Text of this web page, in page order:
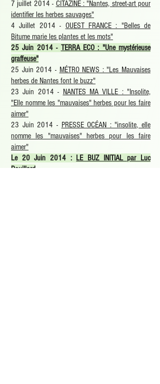
7 juillet 2014 - CITAZINE : "Nantes, street-art pour
identifier les herbes sauvages"
4 Juillet 2014 - OUEST FRANCE : "Belles de
Bitume marie les plantes et les mots"
25 Juin 2014 - TERRA ECO : "Une mystérieuse
graffeuse"
25 Juin 2014 - MÉTRO NEWS : "Les Mauvaises
herbes de Nantes font le buzz"
23 Juin 2014 - NANTES MA VILLE : "Insolite,
"Elle nomme les "mauvaises" herbes pour les faire
aimer"
23 Juin 2014 - PRESSE OCÉAN : "insolite, elle
nomme les "mauvaises" herbes pour les faire
aimer"
Le 20 Juin 2014 : LE BUZ INITIAL par Luc
Douillard